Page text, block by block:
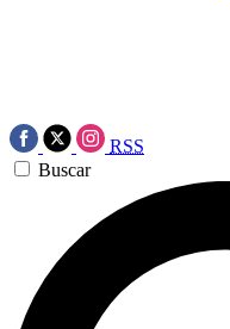
RSS
Buscar